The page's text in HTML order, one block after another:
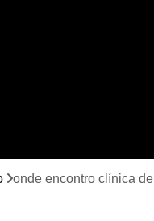
Curso de
onde encontro clínica